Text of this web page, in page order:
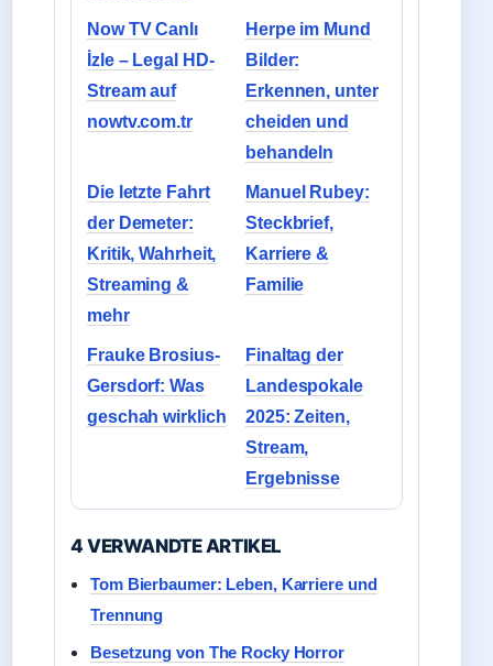
Now TV Canlı
İzle – Legal HD-
Stream auf
nowtv.com.tr
Herpe im Mund
Bilder:
Erkennen, unter
cheiden und
behandeln
Die letzte Fahrt
der Demeter:
Kritik, Wahrheit,
Streaming &
mehr
Manuel Rubey:
Steckbrief,
Karriere &
Familie
Frauke Brosius-
Gersdorf: Was
geschah wirklich
Finaltag der
Landespokale
2025: Zeiten,
Stream,
Ergebnisse
4 VERWANDTE ARTIKEL
Tom Bierbaumer: Leben, Karriere und
Trennung
Besetzung von The Rocky Horror